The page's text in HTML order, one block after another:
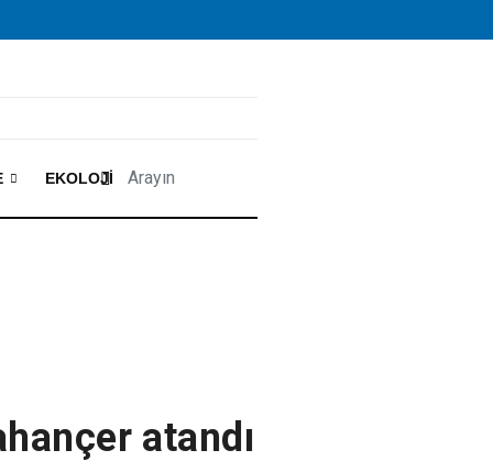
EKOLOJI
atandı